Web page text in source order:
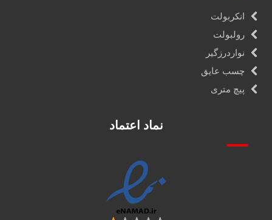
انکربولت
رولبولت
نواردرزگیر
چسب عایق
پیچ متری
نماد اعتماد